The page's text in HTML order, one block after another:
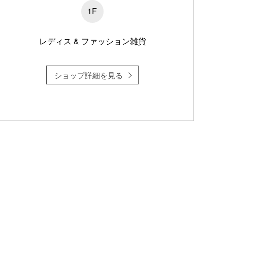
1F
レディス & ファッション雑貨
ショップ詳細を見る